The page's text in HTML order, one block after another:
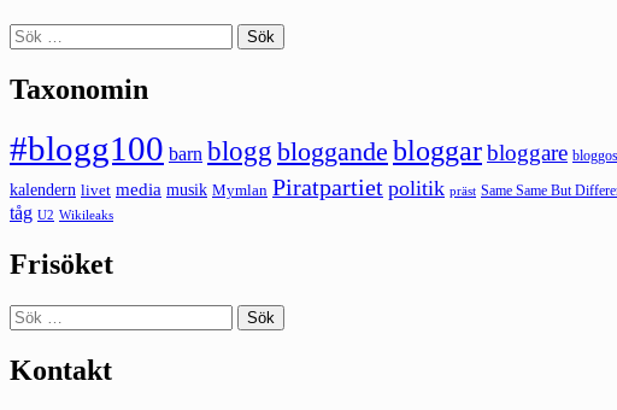
Sök
efter:
Taxonomin
#blogg100 barn blogg bloggande bloggarbloggare
kalendern livet media musik Mymlan Piratpartiet politik präst Same Same But
tåg U2 Wikileaks
Frisöket
Sök
efter:
Kontakt